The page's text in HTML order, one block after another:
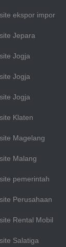
ekspor impor
Jepara
Jogja
Jogja
Jogja
Klaten
Magelang
Malang
pemerintah
Perusahaan
Rental Mobil
Salatiga